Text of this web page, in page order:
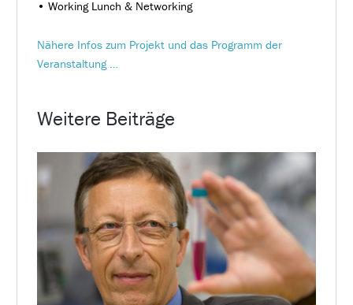
• Working Lunch & Networking
Nähere Infos zum Projekt und das Programm der
Veranstaltung …
Weitere Beiträge